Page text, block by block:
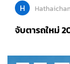
H
จับตารถใหม่